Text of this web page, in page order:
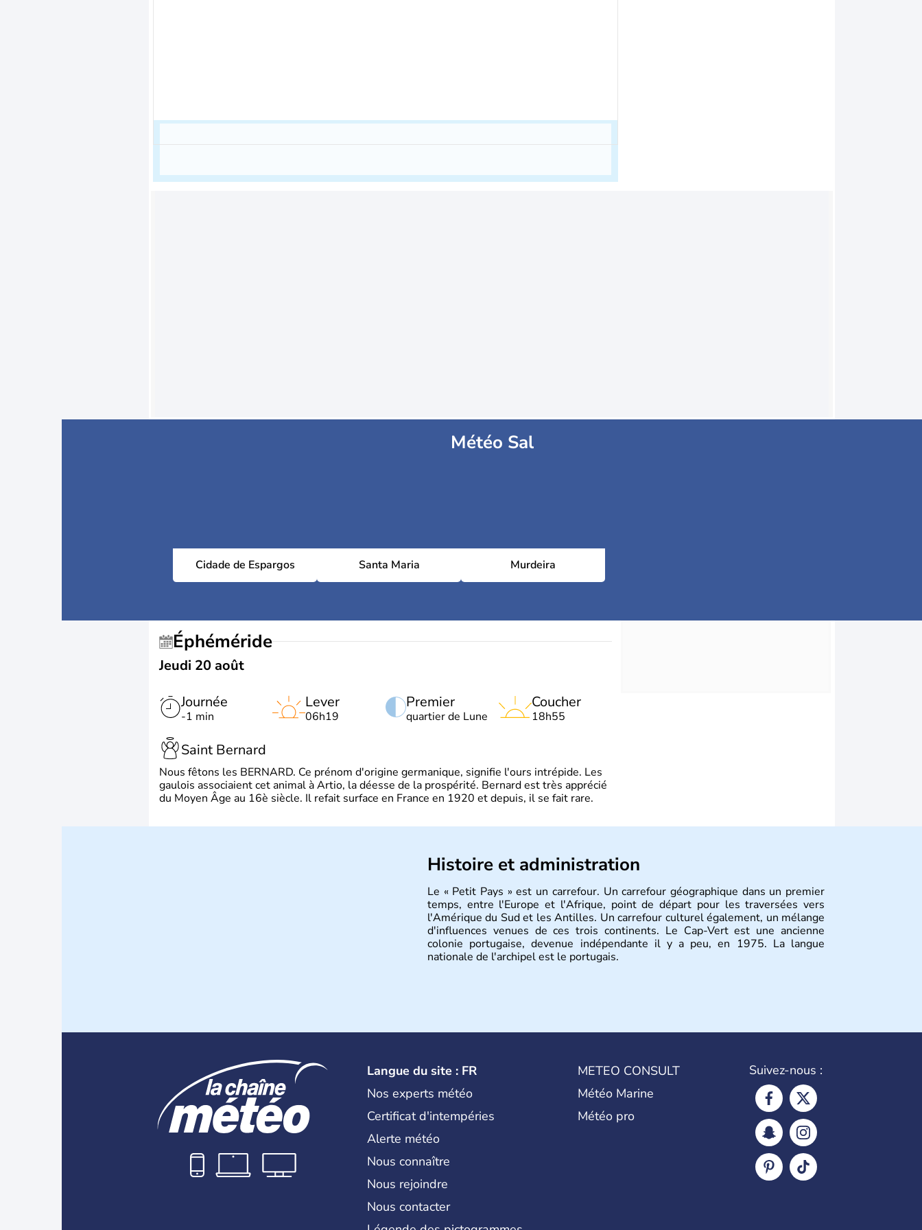
Météo Sal
Cidade de Espargos Santa Maria Murdeira
Éphéméride
Jeudi 20 août
Journée
-1 min
Premier
quartier de Lune
Lever
06h19
Coucher
18h55
Saint Bernard
Nous fêtons les BERNARD. Ce prénom d'origine germanique, signifie l'ours intrépide. Les
gaulois associaient cet animal à Artio, la déesse de la prospérité. Bernard est très apprécié
du Moyen Âge au 16è siècle. Il refait surface en France en 1920 et depuis, il se fait rare.
Histoire et administration
Le « Petit Pays » est un carrefour. Un carrefour géographique dans un premier
temps, entre l'Europe et l'Afrique, point de départ pour les traversées vers
l'Amérique du Sud et les Antilles. Un carrefour culturel également, un mélange
d'influences venues de ces trois continents. Le Cap-Vert est une ancienne
colonie portugaise, devenue indépendante il y a peu, en 1975. La langue
nationale de l'archipel est le portugais.
Langue du site : FR
Nos experts météo
Certificat d'intempéries
Alerte météo
Nous connaître
Nous rejoindre
Nous contacter
METEO CONSULT
Météo Marine
Météo pro
Suivez-nous :